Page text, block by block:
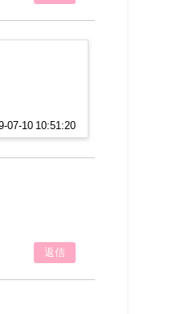
07-10 10:51:20
返信